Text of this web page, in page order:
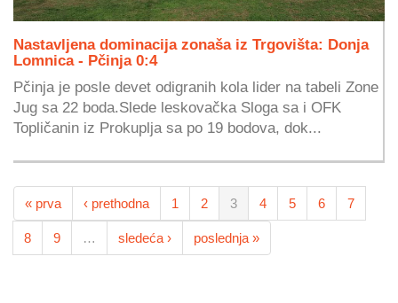
Nastavljena dominacija zonaša iz Trgovišta: Donja
Lomnica - Pčinja 0:4
Pčinja je posle devet odigranih kola lider na tabeli Zone
Jug sa 22 boda.Slede leskovačka Sloga sa i OFK
Topličanin iz Prokuplja sa po 19 bodova, dok...
« prva ‹ prethodna 1 2 3 4 5 6 7
8 9 … sledeća › poslednja »